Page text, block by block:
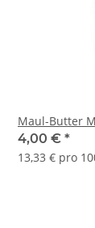
Maul-Butter
4,00 € *
13,33 € pro